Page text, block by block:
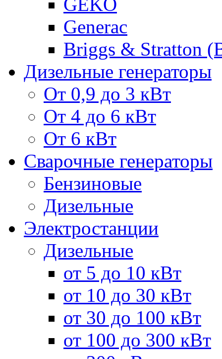
GEKO
Generac
Briggs & Stratton
Дизельные генераторы
От 0,9 до 3 кВт
От 4 до 6 кВт
От 6 кВт
Сварочные генераторы
Бензиновые
Дизельные
Электростанции
Дизельные
от 5 до 10 кВт
от 10 до 30 кВт
от 30 до 100 кВт
от 100 до 300 кВт